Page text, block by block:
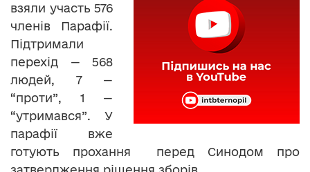
взяли участь 576
членів Парафії.
Підтримали
перехід — 568
людей, 7 —
“проти”, 1 —
“утримався”. У
парафії вже
готують прохання перед Синодом про